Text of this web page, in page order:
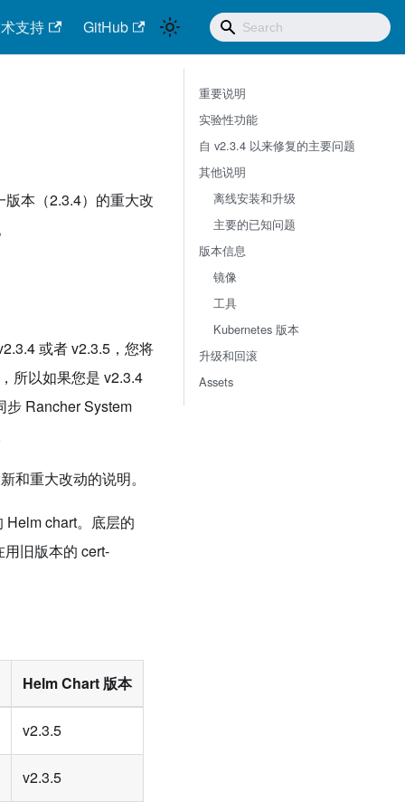
支持 GitHub
本（2.3.4）的重大改
或者 v2.3.5，您将
所以如果您是 v2.3.4
步 Rancher System
和重大改动的说明。
Helm chart。底层的
旧版本的 cert-
Helm Chart 版本
v2.3.5
v2.3.5
重要说明
实验性功能
自 v2.3.4 以来修复的主要问题
其他说明
离线安装和升级
主要的已知问题
版本信息
镜像
工具
Kubernetes 版本
升级和回滚
Assets